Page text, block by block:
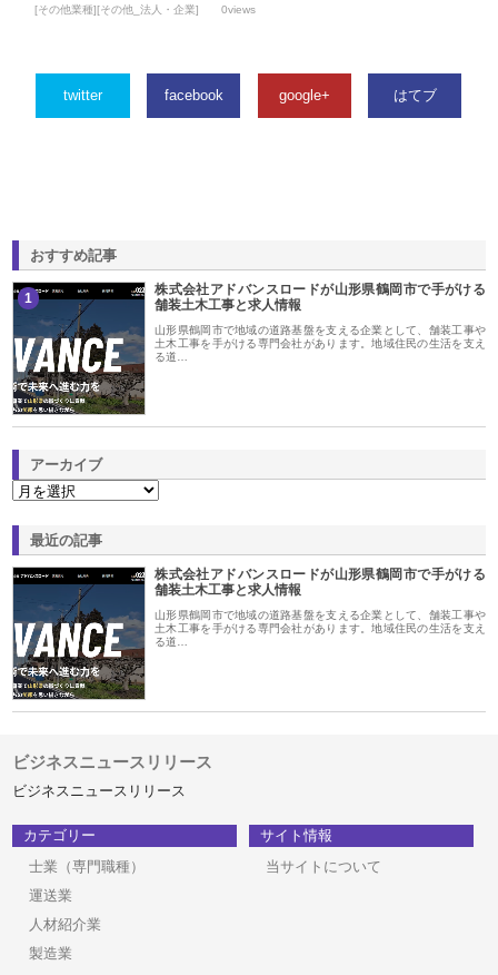
[その他業種][その他_法人・企業] 0views
twitter facebook google+ はてブ
おすすめ記事
1
株式会社アドバンスロードが山形県鶴岡市で手がける
舗装土木工事と求人情報
山形県鶴岡市で地域の道路基盤を支える企業として、舗装工事や
土木工事を手がける専門会社があります。地域住民の生活を支え
る道…
アーカイブ
最近の記事
株式会社アドバンスロードが山形県鶴岡市で手がける
舗装土木工事と求人情報
山形県鶴岡市で地域の道路基盤を支える企業として、舗装工事や
土木工事を手がける専門会社があります。地域住民の生活を支え
る道…
ビジネスニュースリリース
ビジネスニュースリリース
カテゴリー
士業（専門職種）
運送業
人材紹介業
製造業
サイト情報
当サイトについて